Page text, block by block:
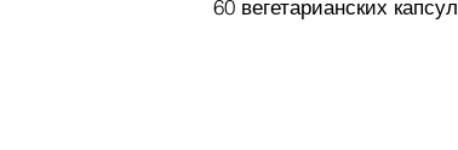
60 вегетарианских капсул